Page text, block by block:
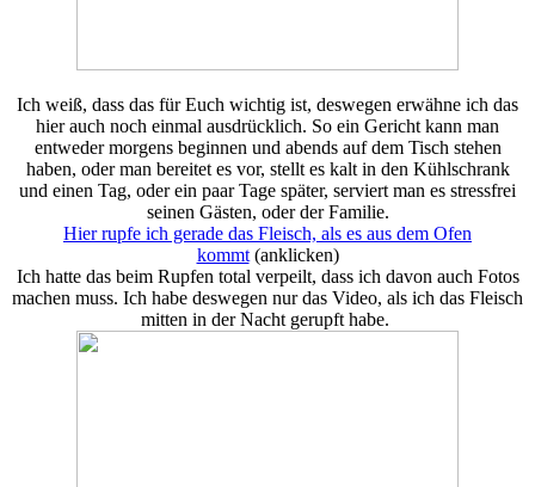
Ich weiß, dass das für Euch wichtig ist, deswegen erwähne ich das
hier auch noch einmal ausdrücklich. So ein Gericht kann man
entweder morgens beginnen und abends auf dem Tisch stehen
haben, oder man bereitet es vor, stellt es kalt in den Kühlschrank
und einen Tag, oder ein paar Tage später, serviert man es stressfrei
seinen Gästen, oder der Familie.
Hier rupfe ich gerade das Fleisch, als es aus dem Ofen
kommt(anklicken)
Ich hatte das beim Rupfen total verpeilt, dass ich davon auch Fotos
machen muss. Ich habe deswegen nur das Video, als ich das Fleisch
mitten in der Nacht gerupft habe.